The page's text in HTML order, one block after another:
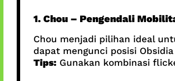
1. Chou – Pengendali
Chou menjadi pilihan ideal
dapat mengunci posisi
Tips:Gunakan kombinasi